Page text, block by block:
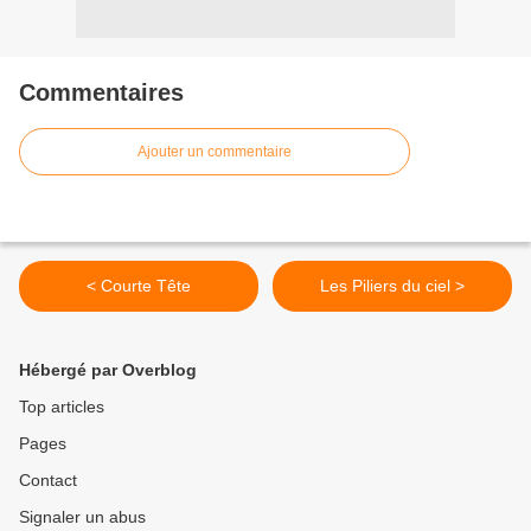
Commentaires
Ajouter un commentaire
< Courte Tête Les Piliers du ciel >
Hébergé par Overblog
Top articles
Pages
Contact
Signaler un abus